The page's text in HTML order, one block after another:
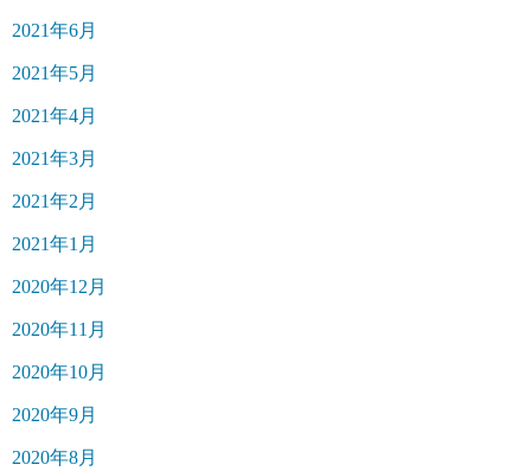
2021年6月
2021年5月
2021年4月
2021年3月
2021年2月
2021年1月
2020年12月
2020年11月
2020年10月
2020年9月
2020年8月